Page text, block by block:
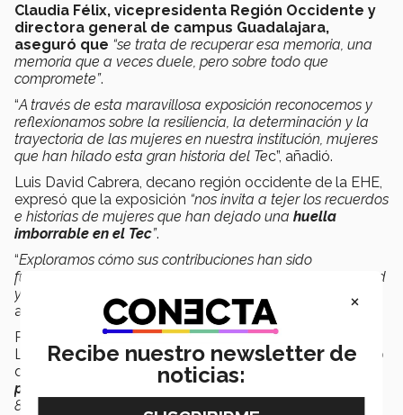
Claudia Félix, vicepresidenta Región Occidente y
directora general de campus Guadalajara,
aseguró que “se trata de recuperar esa memoria, una
memoria que a veces duele, pero sobre todo que
compromete”.
“A través de esta maravillosa exposición reconocemos y
reflexionamos sobre la resiliencia, la determinación y la
trayectoria de las mujeres en nuestra institución, mujeres
que han hilado esta gran historia del Tec”, añadió.
Luis David Cabrera, decano región occidente de la EHE,
expresó que la exposición “nos invita a tejer los recuerdos
e historias de mujeres que han dejado una huella
imborrable en el Tec”.
“Exploramos cómo sus contribuciones han sido
fundamentales para la construcción de nuestra identidad
y para el avance de la educación en nuestro país
agregó.
Para Viviana Ortiz, directora región occidente de
Liderazgo y Formación Estudiantil (LiFE) del Tec, afirmó
que “
la exposición es unejercicio para visibilizar el
papel fundamental
que han tenido las mujeres en estos
80 años”.
×
Recibe nuestro newsletter de
noticias: